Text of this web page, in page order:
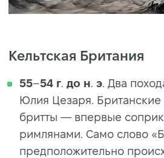
Кельтская Британия
55–54 г. до н. э. Два
Юлия Цезаря.
бритты — впервые
римлянами. Само слово
предположительно